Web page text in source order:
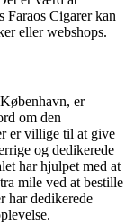
Faraos Cigarer kan
eller webshops.
er
om den
er villige til at give
og dedikerede
har hjulpet med at
mile ved at bestille
har dedikerede